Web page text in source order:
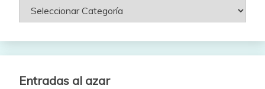
Entradas al azar